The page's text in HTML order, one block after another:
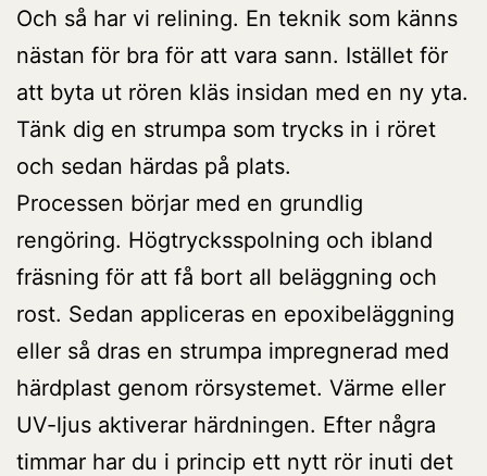
Och så har vi relining. En teknik som känns
nästan för bra för att vara sann. Istället för
att byta ut rören kläs insidan med en ny yta.
Tänk dig en strumpa som trycks in i röret
och sedan härdas på plats.
Processen börjar med en grundlig
rengöring. Högtrycksspolning och ibland
fräsning för att få bort all beläggning och
rost. Sedan appliceras en epoxibeläggning
eller så dras en strumpa impregnerad med
härdplast genom rörsystemet. Värme eller
UV-ljus aktiverar härdningen. Efter några
timmar har du i princip ett nytt rör inuti det